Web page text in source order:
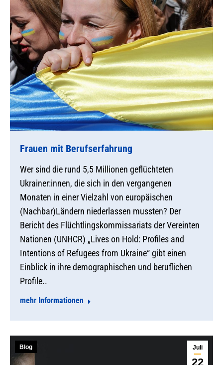
Frauen mit Berufserfahrung
Wer sind die rund 5,5 Millionen geflüchteten
Ukrainer:innen, die sich in den vergangenen
Monaten in einer Vielzahl von europäischen
(Nachbar)Ländern niederlassen mussten? Der
Bericht des Flüchtlingskommissariats der Vereinten
Nationen (UNHCR) „Lives on Hold: Profiles and
Intentions of Refugees from Ukraine“ gibt einen
Einblick in ihre demographischen und beruflichen
Profile..
mehr Informationen
Juli
22
Blog